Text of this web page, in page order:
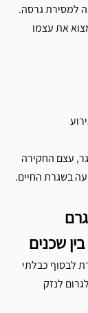
למסירת גרסה.
את עצמו
עצם החקירה
בשגרת החיים.
שכנים
לבסוף כבלתי
לנזק